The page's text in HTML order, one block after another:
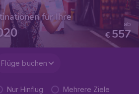
für Ihre
€557
ab
Flüge buchen
Nur Hinflug Mehrere Ziele